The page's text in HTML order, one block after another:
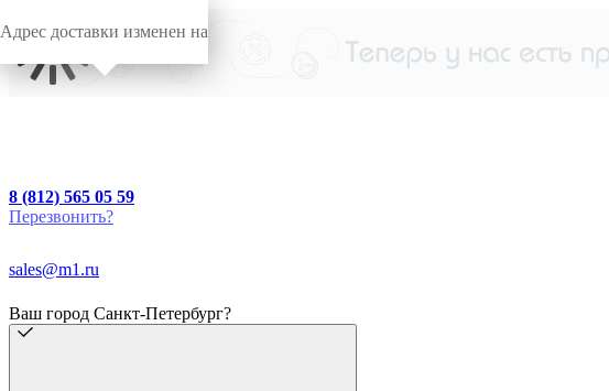
8 (812) 565 05 59
Перезвонить?
sales@m1.ru
Ваш город Санкт-Петербург?
Адрес доставки изменен на